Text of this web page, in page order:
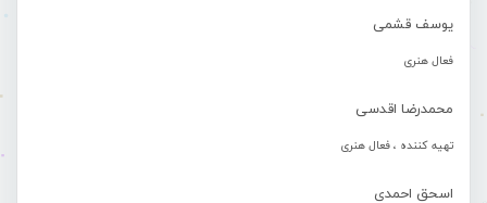
یوسف قشمی
فعال هنری
محمدرضا اقدسی
تهیه کننده ، فعال هنری
اسحق احمدی